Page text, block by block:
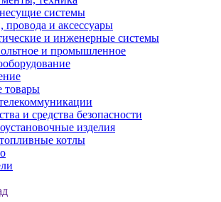
системы
провода и аксессуары
и инженерные системы
и промышленное
товары
и средства безопасности
изделия
котлы